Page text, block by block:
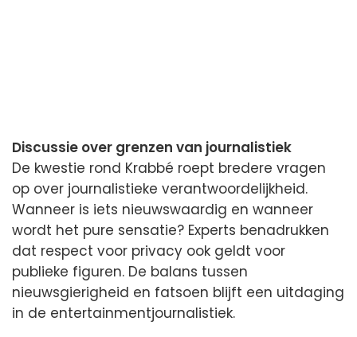
Discussie over grenzen van journalistiek
De kwestie rond Krabbé roept bredere vragen
op over journalistieke verantwoordelijkheid.
Wanneer is iets nieuwswaardig en wanneer
wordt het pure sensatie? Experts benadrukken
dat respect voor privacy ook geldt voor
publieke figuren. De balans tussen
nieuwsgierigheid en fatsoen blijft een uitdaging
in de entertainmentjournalistiek.